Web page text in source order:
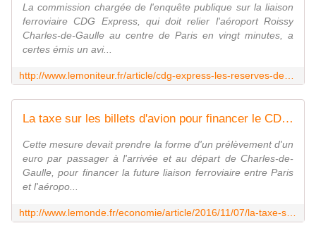
La commission chargée de l'enquête publique sur la liaison
ferroviaire CDG Express, qui doit relier l'aéroport Roissy
Charles-de-Gaulle au centre de Paris en vingt minutes, a
certes émis un avi...
La taxe sur les billets d'avion pour financer le CDG Express repoussée à 2024
Cette mesure devait prendre la forme d'un prélèvement d'un
euro par passager à l'arrivée et au départ de Charles-de-
Gaulle, pour financer la future liaison ferroviaire entre Paris
et l'aéropo...